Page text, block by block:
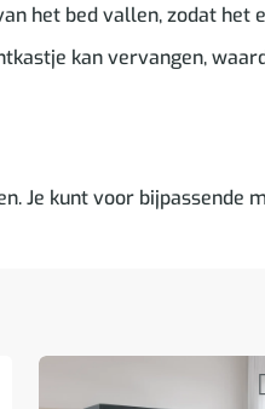
het bed vallen, zodat het
kan vervangen,
Je kunt voor bijpassende